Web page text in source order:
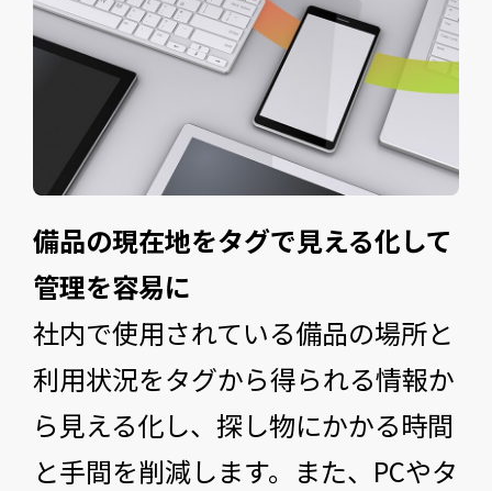
備品の現在地をタグで見える化して
管理を容易に
社内で使用されている備品の場所と
利用状況をタグから得られる情報か
ら見える化し、探し物にかかる時間
と手間を削減します。また、PCやタ